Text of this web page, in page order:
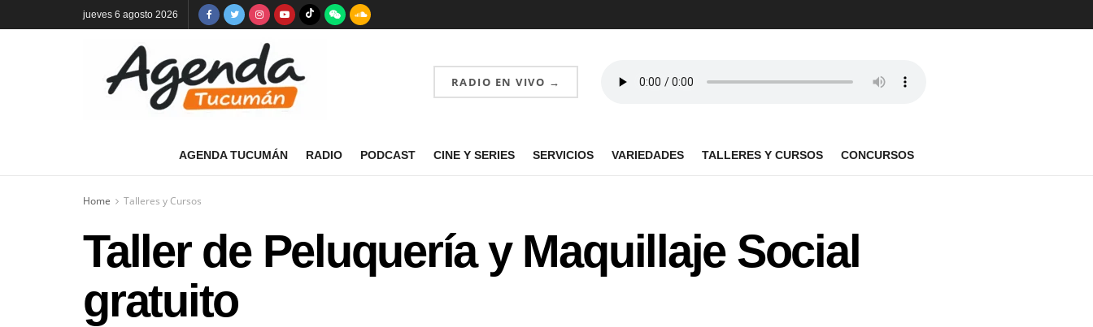
jueves 6 agosto 2026
RADIO EN VIVO →
AGENDA TUCUMÁN RADIO PODCAST CINE Y SERIES SERVICIOS VARIEDADES TALLERES Y CURSOS CONCURSOS
Home Talleres y Cursos
Taller de Peluquería y Maquillaje Social
gratuito